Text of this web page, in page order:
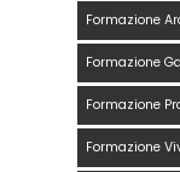
Formazione
Formazione
Formazione
Formazione